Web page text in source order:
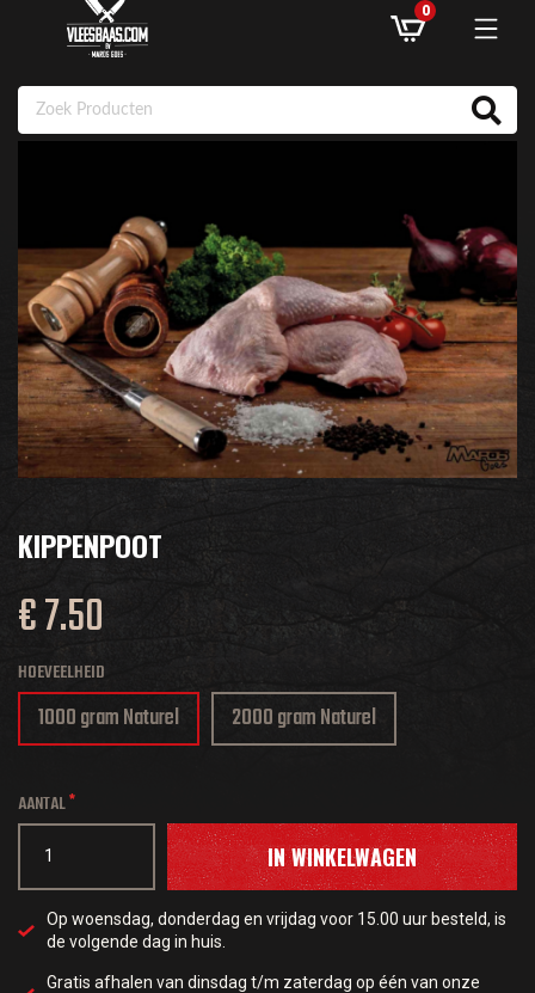
AANBIEDINGEN
RECEPTEN
KLANTENSERVICE
INLOGGEN
0
KIPPENPOOT
€ 7.50
HOEVEELHEID
1000 gram Naturel 2000 gram Naturel
AANTAL
IN WINKELWAGEN
Op woensdag, donderdag en vrijdag voor 15.00 uur besteld, is
de volgende dag in huis.
Gratis afhalen van dinsdag t/m zaterdag op één van onze